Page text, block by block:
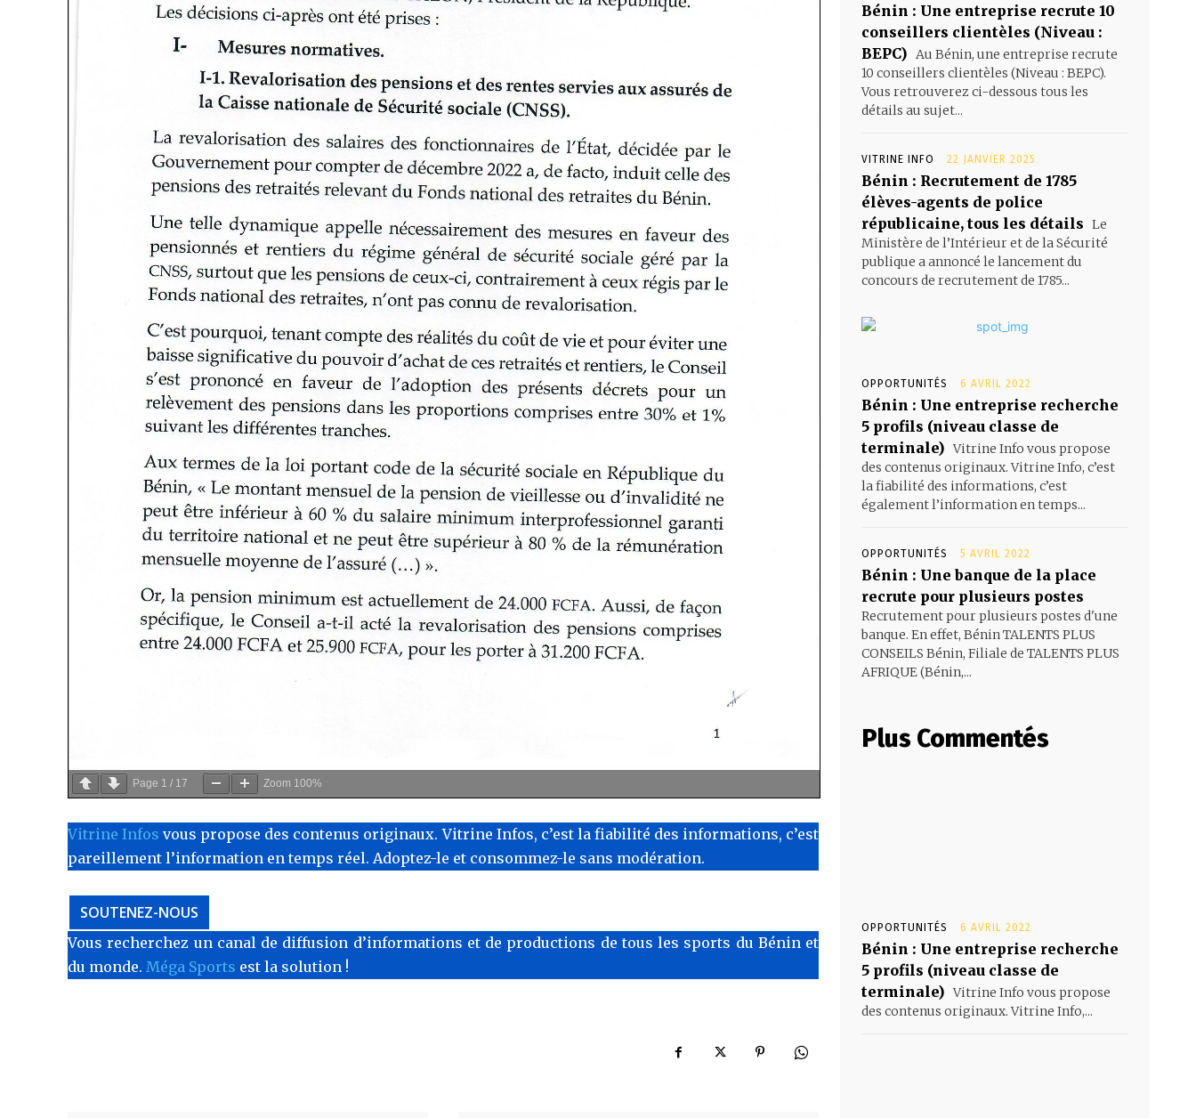
Page 1 / 17 Zoom 100%
Vitrine Infos vous propose des contenus originaux. Vitrine Infos, c’est la fiabilité des informations, c’est
pareillement l’information en temps réel. Adoptez-le et consommez-le sans modération.
SOUTENEZ-NOUS
Vous recherchez un canal de diffusion d’informations et de productions de tous les sports du Bénin et
du monde. Méga Sports est la solution !
Bénin : Une entreprise recrute 10
conseillers clientèles (Niveau :
BEPC) Au Bénin, une entreprise recrute
10 conseillers clientèles (Niveau : BEPC).
Vous retrouverez ci-dessous tous les
détails au sujet...
VITRINE INFO 22 JANVIER 2025
Bénin : Recrutement de 1785
élèves-agents de police
républicaine, tous les détails Le
Ministère de l’Intérieur et de la Sécurité
publique a annoncé le lancement du
concours de recrutement de 1785...
OPPORTUNITÉS 6 AVRIL 2022
Bénin : Une entreprise recherche
5 profils (niveau classe de
terminale) Vitrine Info vous propose
des contenus originaux. Vitrine Info, c’est
la fiabilité des informations, c’est
également l’information en temps...
OPPORTUNITÉS 5 AVRIL 2022
Bénin : Une banque de la place
recrute pour plusieurs postes
Recrutement pour plusieurs postes d'une
banque. En effet, Bénin TALENTS PLUS
CONSEILS Bénin, Filiale de TALENTS PLUS
AFRIQUE (Bénin,...
Plus Commentés
OPPORTUNITÉS 6 AVRIL 2022
Bénin : Une entreprise recherche
5 profils (niveau classe de
terminale) Vitrine Info vous propose
des contenus originaux. Vitrine Info,...